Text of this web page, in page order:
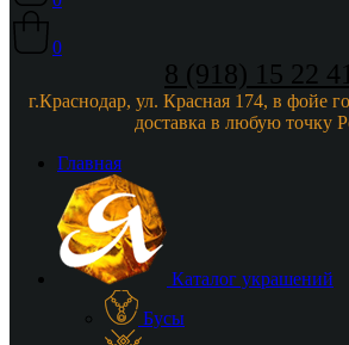
0
8 (918) 15 22
г.Краснодар, ул. Красная 174, в фойе
доставка в любую точку
Главная
Каталог украшений
Бусы